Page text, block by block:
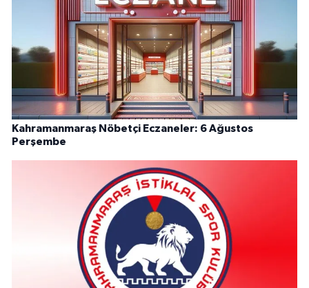
Kahramanmaraş Nöbetçi Eczaneler: 6 Ağustos
Perşembe